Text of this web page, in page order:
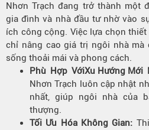
Nhơn Trạch đang trở thành một
gia đình và nhà đầu tư nhờ vào
ích công cộng. Việc lựa chọn
chỉ nâng cao giá trị ngôi nhà mà
sống thoải mái và phong cách.
Phù Hợp VớiXu Hướng Mới
Nhơn Trạch luôn cập nhật
nhất, giúp ngôi nhà của
thượng.
Tối Ưu Hóa Không Gian: